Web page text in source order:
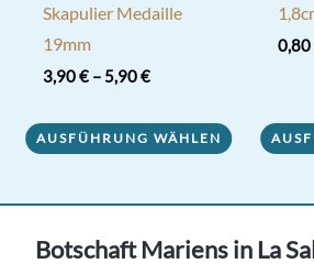
Skapulier Medaille
19mm
3,90€– 5,90€
AUSFÜHRUNG WÄHLEN
Produkt
mehrere
auf.
0,80
Die
Botschaft Mariens in La